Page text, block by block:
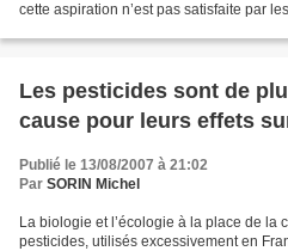
cette aspiration n’est pas satisfaite par
Les pesticides sont de
cause pour leurs effets
Publié le 13/08/2007 à 21:02
Par SORIN Michel
La biologie et l’écologie à la place de la
pesticides, utilisés excessivement en